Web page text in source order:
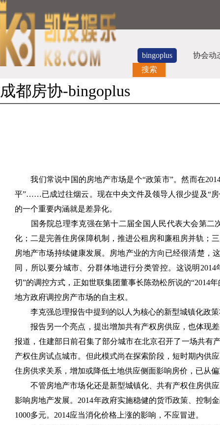
bingoplus
协会动
搜索
成都房协-bingoplus
我们常说中国的房地产市场是个“政策市”。然而在
平”……已成过往烟云。现在中央文件及领导人很少提及“房
的一个重要内涵就是差异化。
国务院总理李克强在第十二届全国人民代表大会第二
化；二是完善住房保障机制，推进公租房和廉租房并轨；
房地产市场持续健康发展。房地产业的方向已经很清楚，
同，所以要分城市、分群体地进行分类管控。这说明
切”的调控方式，正如世联集团董事长陈劲松所说的“2014
地方政府调控房产市场的自主权。
李克强总理报告中提到的以人为核心的新型城镇化政策
报告另一个亮点，提出增加共有产权房供应，也体现差
报道，住建部日前召集了部分城市在北京召开了一场共有
产权住房试点城市。但此模式尚在探索阶段，短时期内供
住房供求关系，增加或降低土地供应侧面影响房价，已从
不管房地产市场化还是新型城镇化、共有产权住房供应
影响房地产发展。2014年政府实施稳健的货币政策、控制
1000多元。2014应当消化价格上涨的影响，不应冒进。